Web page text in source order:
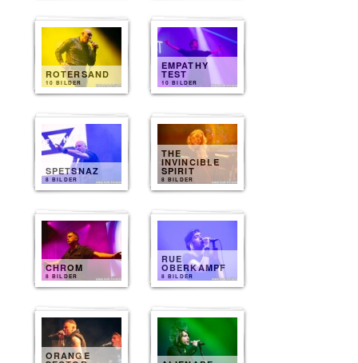
ROTERSAND
10 BILDER
EMPATHY
TEST
10 BILDER
SPETSNAZ
8 BILDER
THE
INVINCIBLE
SPIRIT
8 BILDER
CHROM
8 BILDER
RUE
OBERKAMPF
8 BILDER
ORANGE